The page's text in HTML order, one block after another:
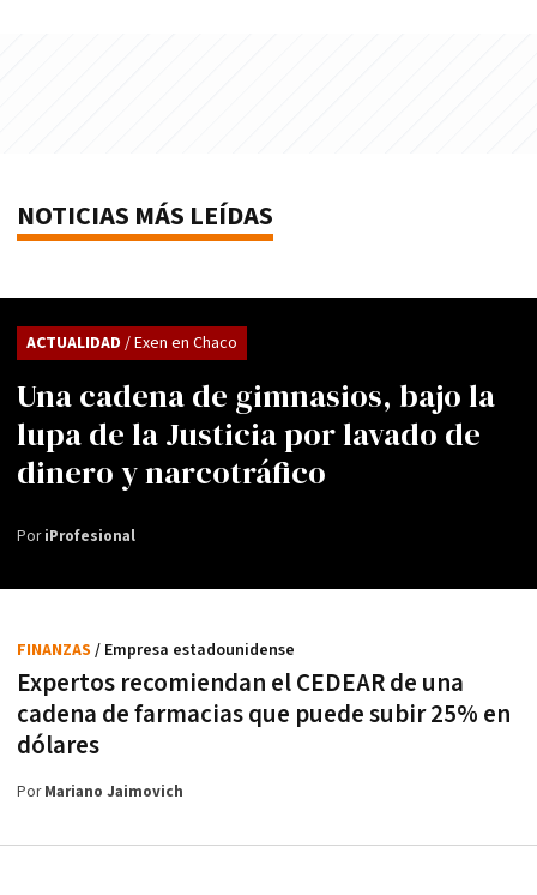
NOTICIAS MÁS LEÍDAS
Una cadena de gimnasios, bajo la
lupa de la Justicia por lavado de
dinero y narcotráfico
ACTUALIDAD / Exen en Chaco
PoriProfesional
Expertos recomiendan el CEDEAR de una
cadena de farmacias que puede subir 25% en
dólares
FINANZAS / Empresa estadounidense
PorMariano Jaimovich